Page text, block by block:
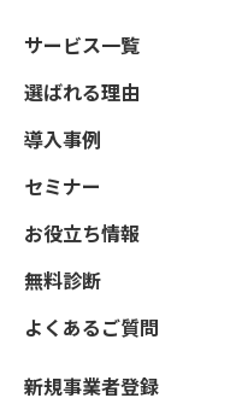
サービス一覧
選ばれる理由
導入事例
セミナー
お役立ち情報
無料診断
よくあるご質問
新規事業者登録